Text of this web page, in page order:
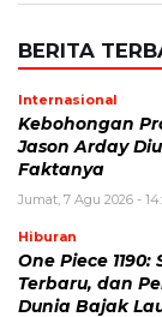
BERITA
Internasional
Kebohongan
Jason Arday
Faktanya
Jumat, 7 Agu 2026 -
Hiburan
One Piece
Terbaru, dan
Dunia Bajak